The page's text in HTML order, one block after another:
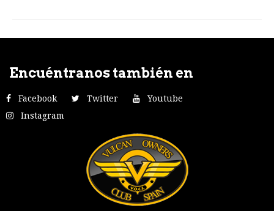
Encuéntranos también en
Facebook Twitter
Youtube
Instagram